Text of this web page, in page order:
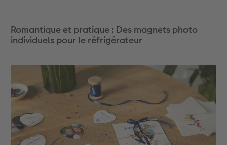
Romantique et pratique : Des magnets photo
individuels pour le réfrigérateur